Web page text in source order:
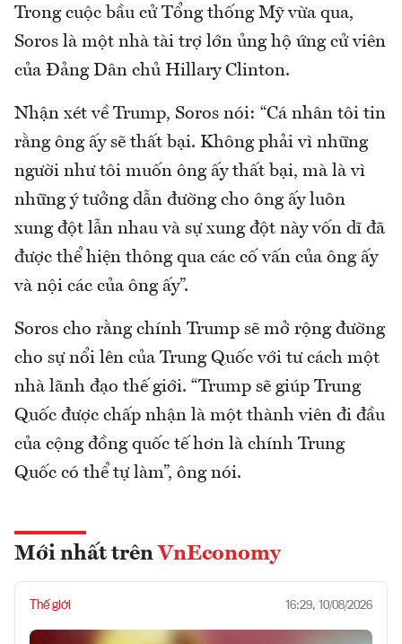
Trong cuộc bầu cử Tổng thống Mỹ vừa qua,
Soros là một nhà tài trợ lớn ủng hộ ứng cử viên
của Đảng Dân chủ Hillary Clinton.
Nhận xét về Trump, Soros nói: “Cá nhân tôi tin
rằng ông ấy sẽ thất bại. Không phải vì những
người như tôi muốn ông ấy thất bại, mà là vì
những ý tưởng dẫn đường cho ông ấy luôn
xung đột lẫn nhau và sự xung đột này vốn dĩ đã
được thể hiện thông qua các cố vấn của ông ấy
và nội các của ông ấy”.
Soros cho rằng chính Trump sẽ mở rộng đường
cho sự nổi lên của Trung Quốc với tư cách một
nhà lãnh đạo thế giới. “Trump sẽ giúp Trung
Quốc được chấp nhận là một thành viên đi đầu
của cộng đồng quốc tế hơn là chính Trung
Quốc có thể tự làm”, ông nói.
Mới nhất trên VnEconomy
Thế giới 16:29, 10/08/2026